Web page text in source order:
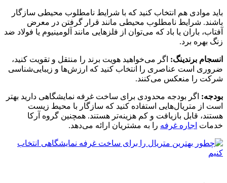
باید موادی هم انتخاب کنید که با شرایط نامطلوب محیطی سازگار
باشند. شرایط نامطلوب محیطی مانند قرار گرفتن در معرض
آفتاب، باران یا باد که می‌توان از فلزهایی مانند آلومینیوم یا فولاد ضد
زنگ بهره برد.
انسجام برندینگ: اگر می‌خواهید هویت برند را منتقل و تقویت کنید،
ضروری است عناصری را انتخاب کنید که ارزش‌ها و زیبایی‌شناسی
شرکت را منعکس می‌کنند.
بودجه: اگر بودجه محدودی برای ساخت غرفه نمایشگاهی دارید بهتر
است از متریال‌هایی استفاده کنید که سازگار با محیط زیست
هستند، قابل بازیافت و کم هزینه‌تر هستند. همچنین گروه آرکا
خدمات اجاره غرفه را به مشتریان ارائه می‌دهد.